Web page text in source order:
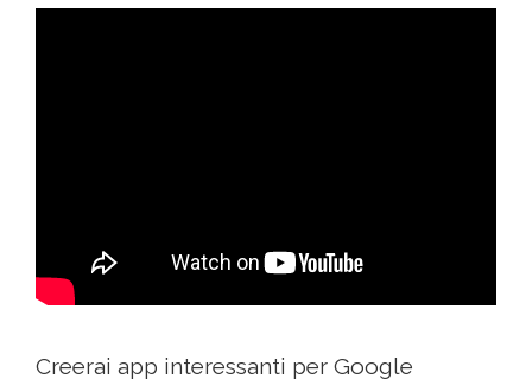
Creerai app interessanti per Google